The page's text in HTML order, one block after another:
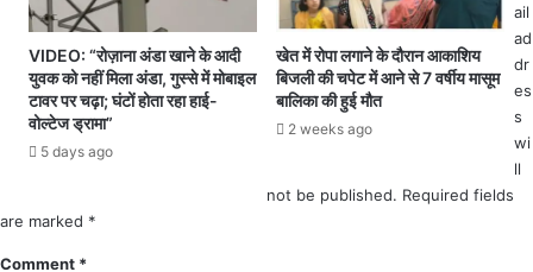
णा
रो
ज
गा
ब
ढ़ा
या
मा
से
VIDEO: “रोज़ाना अंडा खाने के आदी
युवक को नहीं मिला अंडा, गुस्से में मोबाइल
टावर पर चढ़ा; घंटों होता रहा हाई-
वोल्टेज ड्रामा”
5 days ago
खेत में रोपा लगाने के दौरान आकाशिय
बिजली की चपेट में आने से 7 वर्षीय मासूम
बालिका की हुई मौत
2 weeks ago
ail
ad
dr
es
s
wi
ll
not be published. Required fields
are marked *
Comment *